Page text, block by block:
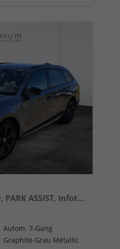
2.0 TSI RS Head-Up Display, PARK ASSIST, Infotainment Columbus
Autom. 7-Gang
Graphite-Grau Metallic